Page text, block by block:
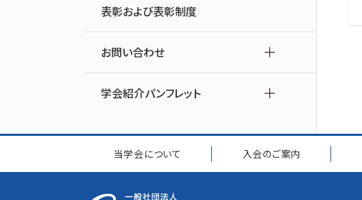
表彰および表彰制度
お問い合わせ
学会紹介パンフレット
当学会について 入会のご案内